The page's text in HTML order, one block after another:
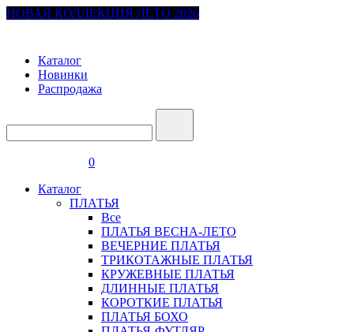
НОВАЯ КОЛЛЕКЦИЯ ЛЕТО 2026
Каталог
Новинки
Распродажа
0
Каталог
ПЛАТЬЯ
Все
ПЛАТЬЯ ВЕСНА-ЛЕТО
ВЕЧЕРНИЕ ПЛАТЬЯ
ТРИКОТАЖНЫЕ ПЛАТЬЯ
КРУЖЕВНЫЕ ПЛАТЬЯ
ДЛИННЫЕ ПЛАТЬЯ
КОРОТКИЕ ПЛАТЬЯ
ПЛАТЬЯ БОХО